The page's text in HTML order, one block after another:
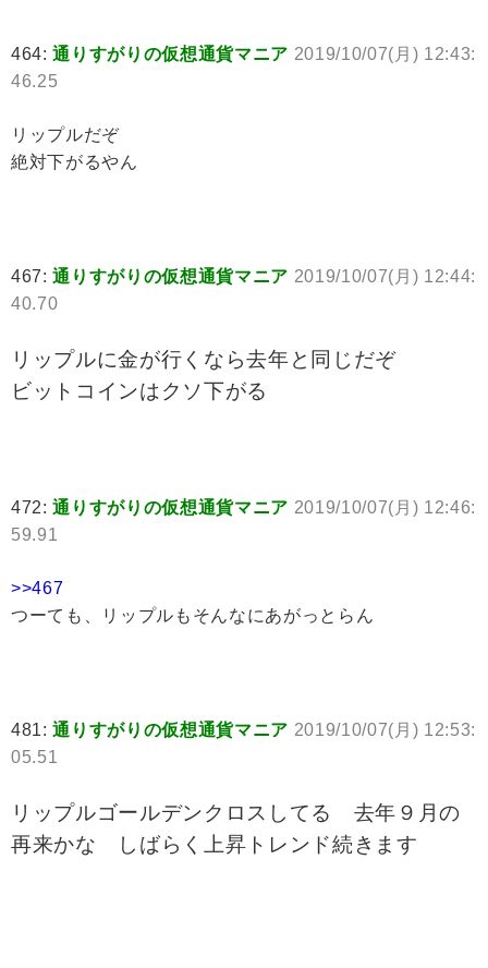
464:通りすがりの仮想通貨マニア 2019/10/07(月) 12:43:
46.25
リップルだぞ
絶対下がるやん
467:通りすがりの仮想通貨マニア 2019/10/07(月) 12:44:
40.70
リップルに金が行くなら去年と同じだぞ
ビットコインはクソ下がる
472:通りすがりの仮想通貨マニア 2019/10/07(月) 12:46:
59.91
>>467
つーても、リップルもそんなにあがっとらん
481:通りすがりの仮想通貨マニア 2019/10/07(月) 12:53:
05.51
リップルゴールデンクロスしてる 去年９月の
再来かな しばらく上昇トレンド続きます